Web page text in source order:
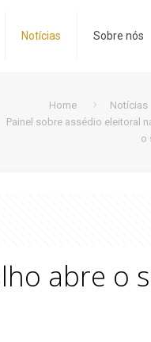
Notícias Sobre nós
Home Notícias
Painel sobre assédio eleitoral
o
abre o